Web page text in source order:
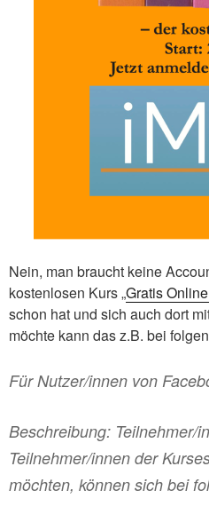
Nein, man braucht keine
kostenlosen Kurs „Gratis
schon hat und sich auch dort
möchte kann das z.B. bei
Für Nutzer/innen von
Beschreibung: Teilnehmer/
Teilnehmer/innen der
möchten, können sich bei